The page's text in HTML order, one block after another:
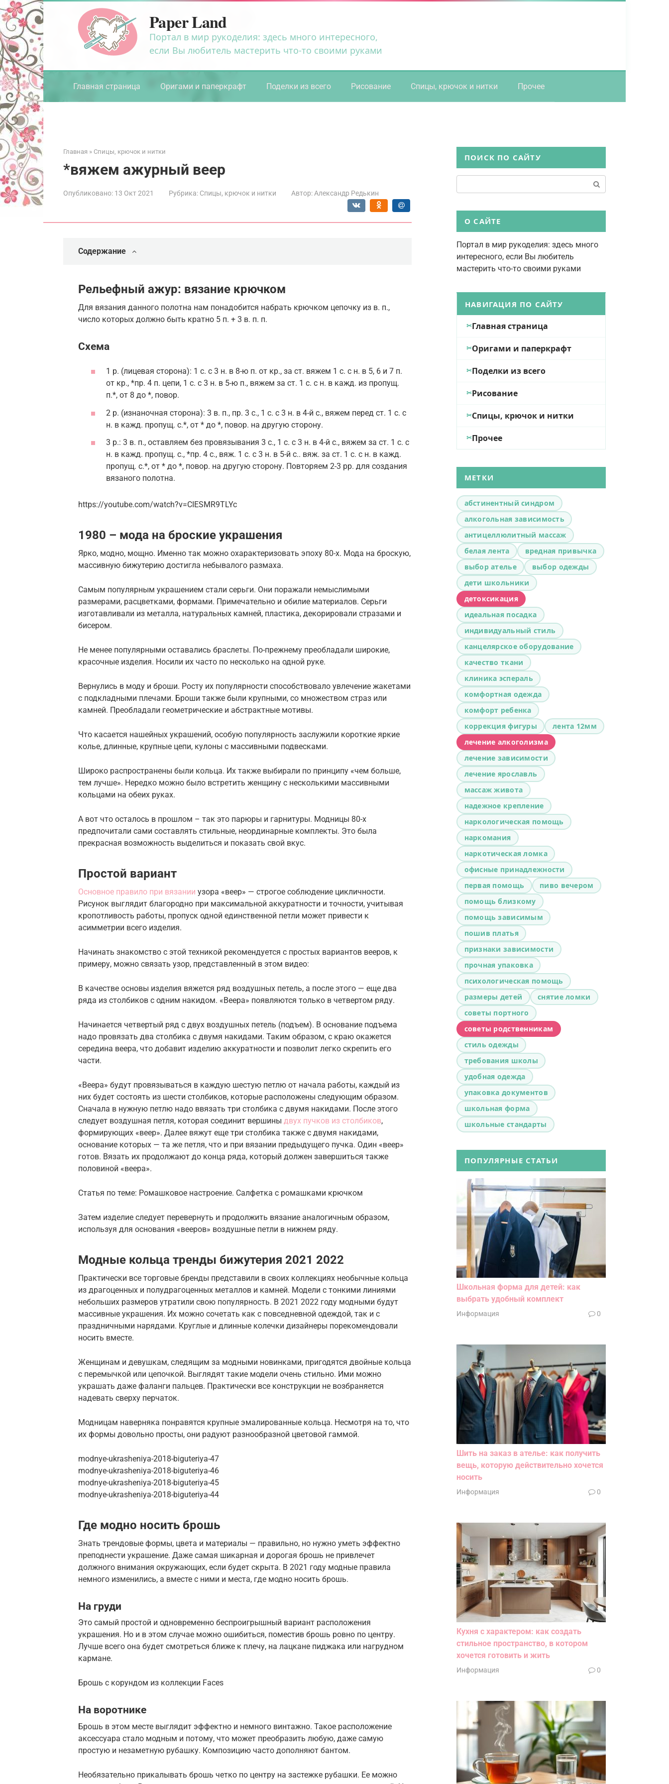
Перейти
к
контенту
Paper Land
Портал в мир рукоделия: здесь много интересного,
если Вы любитель мастерить что-то своими руками
Главная страница Оригами и паперкрафт Поделки из всего Рисование Спицы, крючок и нитки Прочее
Главная » Спицы, крючок и нитки
*вяжем ажурный веер
Опубликовано: 13 Окт 2021 Рубрика: Спицы, крючок и нитки Автор: Александр Редькин
Содержание
Рельефный ажур: вязание крючком
Для вязания данного полотна нам понадобится набрать крючком цепочку из в. п.,
число которых должно быть кратно 5 п. + 3 в. п. п.
Схема
1 р. (лицевая сторона): 1 с. с 3 н. в 8-ю п. от кр., за ст. вяжем 1 с. с н. в 5, 6 и 7 п.
от кр., *пр. 4 п. цепи, 1 с. с 3 н. в 5-ю п., вяжем за ст. 1 с. с н. в кажд. из пропущ.
п.*, от 8 до *, повор.
2 р. (изнаночная сторона): 3 в. п., пр. 3 с., 1 с. с 3 н. в 4-й с., вяжем перед ст. 1 с. с
н. в кажд. пропущ. с.*, от * до *, повор. на другую сторону.
3 р.: 3 в. п., оставляем без провязывания 3 с., 1 с. с 3 н. в 4-й с., вяжем за ст. 1 с. с
н. в кажд. пропущ. с., *пр. 4 с., вяж. 1 с. с 3 н. в 5-й с.. вяж. за ст. 1 с. с н. в кажд.
пропущ. с.*, от * до *, повор. на другую сторону. Повторяем 2-3 рр. для создания
вязаного полотна.
https://youtube.com/watch?v=CIESMR9TLYc
1980 – мода на броские украшения
Ярко, модно, мощно. Именно так можно охарактеризовать эпоху 80-х. Мода на броскую,
массивную бижутерию достигла небывалого размаха.
Самым популярным украшением стали серьги. Они поражали немыслимыми
размерами, расцветками, формами. Примечательно и обилие материалов. Серьги
изготавливали из металла, натуральных камней, пластика, декорировали стразами и
бисером.
Не менее популярными оставались браслеты. По-прежнему преобладали широкие,
красочные изделия. Носили их часто по несколько на одной руке.
Вернулись в моду и броши. Росту их популярности способствовало увлечение жакетами
с подкладными плечами. Броши также были крупными, со множеством страз или
камней. Преобладали геометрические и абстрактные мотивы.
Что касается нашейных украшений, особую популярность заслужили короткие яркие
колье, длинные, крупные цепи, кулоны с массивными подвесками.
Широко распространены были кольца. Их также выбирали по принципу «чем больше,
тем лучше». Нередко можно было встретить женщину с несколькими массивными
кольцами на обеих руках.
А вот что осталось в прошлом – так это парюры и гарнитуры. Модницы 80-х
предпочитали сами составлять стильные, неординарные комплекты. Это была
прекрасная возможность выделиться и показать свой вкус.
Простой вариант
Основное правило при вязании узора «веер» — строгое соблюдение цикличности.
Рисунок выглядит благородно при максимальной аккуратности и точности, учитывая
кропотливость работы, пропуск одной единственной петли может привести к
асимметрии всего изделия.
Начинать знакомство с этой техникой рекомендуется с простых вариантов вееров, к
примеру, можно связать узор, представленный в этом видео:
В качестве основы изделия вяжется ряд воздушных петель, а после этого — еще два
ряда из столбиков с одним накидом. «Веера» появляются только в четвертом ряду.
Начинается четвертый ряд с двух воздушных петель (подъем). В основание подъема
надо провязать два столбика с двумя накидами. Таким образом, с краю окажется
середина веера, что добавит изделию аккуратности и позволит легко скрепить его
части.
«Веера» будут провязываться в каждую шестую петлю от начала работы, каждый из
них будет состоять из шести столбиков, которые расположены следующим образом.
Сначала в нужную петлю надо ввязать три столбика с двумя накидами. После этого
следует воздушная петля, которая соединит вершины двух пучков из столбиков,
формирующих «веер». Далее вяжут еще три столбика также с двумя накидами,
основание которых — та же петля, что и при вязании предыдущего пучка. Один «веер»
готов. Вязать их продолжают до конца ряда, который должен завершиться также
половиной «веера».
Статья по теме: Ромашковое настроение. Салфетка с ромашками крючком
Затем изделие следует перевернуть и продолжить вязание аналогичным образом,
используя для основания «вееров» воздушные петли в нижнем ряду.
Модные кольца тренды бижутерия 2021 2022
Практически все торговые бренды представили в своих коллекциях необычные кольца
из драгоценных и полудрагоценных металлов и камней. Модели с тонкими линиями
небольших размеров утратили свою популярность. В 2021 2022 году модными будут
массивные украшения. Их можно сочетать как с повседневной одеждой, так и с
праздничными нарядами. Круглые и длинные колечки дизайнеры порекомендовали
носить вместе.
Женщинам и девушкам, следящим за модными новинками, пригодятся двойные кольца
с перемычкой или цепочкой. Выглядят такие модели очень стильно. Ими можно
украшать даже фаланги пальцев. Практически все конструкции не возбраняется
надевать сверху перчаток.
Модницам наверняка понравятся крупные эмалированные кольца. Несмотря на то, что
их формы довольно просты, они радуют разнообразной цветовой гаммой.
modnye-ukrasheniya-2018-biguteriya-47
modnye-ukrasheniya-2018-biguteriya-46
modnye-ukrasheniya-2018-biguteriya-45
modnye-ukrasheniya-2018-biguteriya-44
Где модно носить брошь
Знать трендовые формы, цвета и материалы — правильно, но нужно уметь эффектно
преподнести украшение. Даже самая шикарная и дорогая брошь не привлечет
должного внимания окружающих, если будет скрыта. В 2021 году модные правила
немного изменились, а вместе с ними и места, где модно носить брошь.
На груди
Это самый простой и одновременно беспроигрышный вариант расположения
украшения. Но и в этом случае можно ошибиться, поместив брошь ровно по центру.
Лучше всего она будет смотреться ближе к плечу, на лацкане пиджака или нагрудном
кармане.
Брошь с корундом из коллекции Faces
На воротнике
Брошь в этом месте выглядит эффектно и немного винтажно. Такое расположение
аксессуара стало модным и потому, что может преобразить любую, даже самую
простую и незаметную рубашку. Композицию часто дополняют бантом.
Необязательно прикалывать брошь четко по центру на застежке рубашки. Ее можно
ПОИСК ПО САЙТУ
О САЙТЕ
Портал в мир рукоделия: здесь много
интересного, если Вы любитель
мастерить что-то своими руками
НАВИГАЦИЯ ПО САЙТУ
Главная страница
Оригами и паперкрафт
Поделки из всего
Рисование
Спицы, крючок и нитки
Прочее
МЕТКИ
абстинентный синдром
алкогольная зависимость
антицеллюлитный массаж
белая лента
вредная привычка
выбор ателье
выбор одежды
дети школьники
детоксикация
идеальная посадка
индивидуальный стиль
канцелярское оборудование
качество ткани
клиника эспераль
комфортная одежда
комфорт ребенка
коррекция фигуры
лента 12мм
лечение алкоголизма
лечение зависимости
лечение ярославль
массаж живота
надежное крепление
наркологическая помощь
наркомания
наркотическая ломка
офисные принадлежности
первая помощь
пиво вечером
помощь близкому
помощь зависимым
пошив платья
признаки зависимости
прочная упаковка
психологическая помощь
размеры детей
снятие ломки
советы портного
советы родственникам
стиль одежды
требования школы
удобная одежда
упаковка документов
школьная форма
школьные стандарты
ПОПУЛЯРНЫЕ СТАТЬИ
Школьная форма для детей: как
выбрать удобный комплект
Информация 0
Шить на заказ в ателье: как получить
вещь, которую действительно хочется
носить
Информация 0
Кухня с характером: как создать
стильное пространство, в котором
хочется готовить и жить
Информация 0